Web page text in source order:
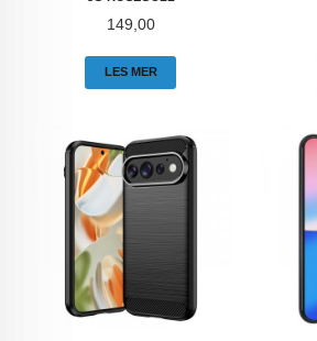
Pris
149,00
LES MER